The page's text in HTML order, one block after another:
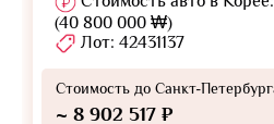
(40 800 000 ₩)
Лот: 42431137
Стоимость до Санкт-
~ 8 902 517 ₽